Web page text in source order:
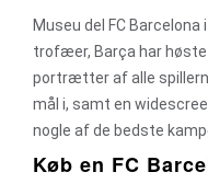
Museu del FC
trofæer, Barça har
portrætter af alle
mål i, samt en
nogle af de bedste
Køb en FC